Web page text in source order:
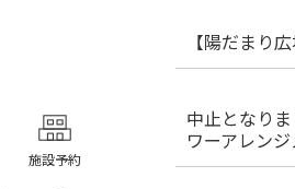
施設予約
【陽だまり
中止となり
ワーアレンジ